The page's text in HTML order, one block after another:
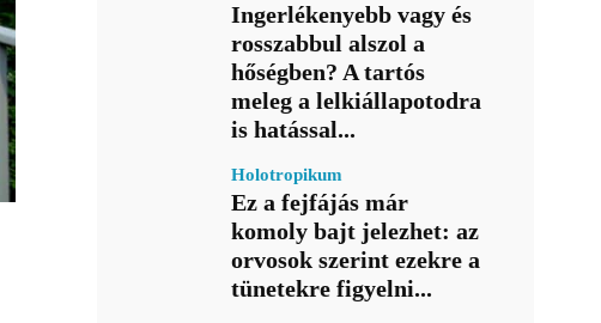
Ingerlékenyebb vagy és
rosszabbul alszol a
hőségben? A tartós
meleg a lelkiállapotodra
is hatással...
Holotropikum
Ez a fejfájás már
komoly bajt jelezhet: az
orvosok szerint ezekre a
tünetekre figyelni...